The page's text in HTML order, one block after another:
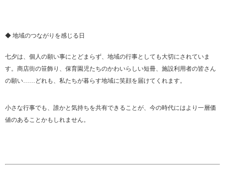
◆ 地域のつながりを感じる日
七夕は、個人の願い事にとどまらず、地域の行事としても大切にされていま
す。商店街の笹飾り、保育園児たちのかわいらしい短冊、施設利用者の皆さん
の願い……どれも、私たちが暮らす地域に笑顔を届けてくれます。
小さな行事でも、誰かと気持ちを共有できることが、今の時代にはより一層価
値のあることかもしれません。